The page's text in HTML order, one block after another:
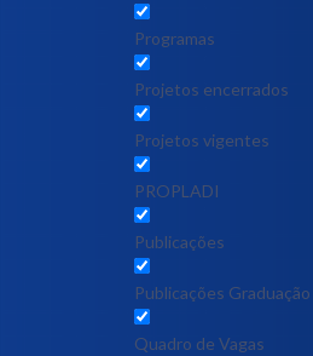
Programas
Projetos encerrados
Projetos vigentes
PROPLADI
Publicações
Publicações Graduação
Quadro de Vagas